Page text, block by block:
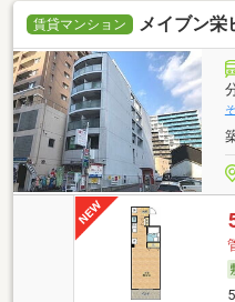
賃貸マンション メイブン栄